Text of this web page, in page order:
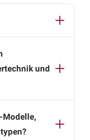
und
Fördertechnik,
und
Modelle,